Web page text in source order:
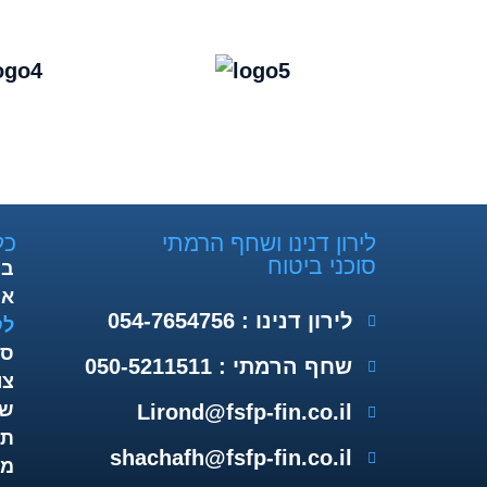
לירון דנינו ושחף הרמתי
סוכני ביטוח
לירון דנינו : 054-7654756
שחף הרמתי : 050-5211511
Lirond@fsfp-fin.co.il
shachafh@fsfp-fin.co.il